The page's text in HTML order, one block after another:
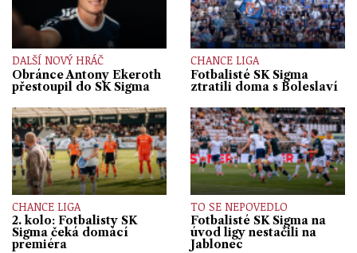
DALŠÍ NOVÝ HRÁČ
Obránce Antony Ekeroth
přestoupil do SK Sigma
CHANCE LIGA
Fotbalisté SK Sigma
ztratili doma s Boleslaví
CHANCE LIGA
2. kolo: Fotbalisty SK
Sigma čeká domácí
premiéra
TO SE NEPOVEDLO
Fotbalisté SK Sigma na
úvod ligy nestačili na
Jablonec